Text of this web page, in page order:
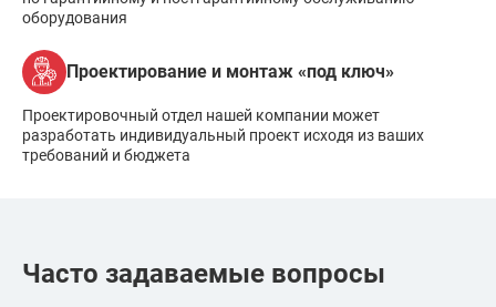
оборудования
Проектирование и монтаж «под ключ»
Проектировочный отдел нашей компании может
разработать индивидуальный проект исходя из ваших
требований и бюджета
Часто задаваемые вопросы